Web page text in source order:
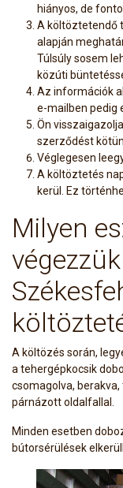
hiányos, de
A költöztetendő
alapján
Túlsúly sosem
közúti
Az információk
e-mailben pedig
Ön
szerződést
Véglegesen
A költöztetés
kerül. Ez
Milyen
A költözés során,
a tehergépkocsik
csomagolva,
párnázott oldalfallal.
Minden esetben
bútorsérülések